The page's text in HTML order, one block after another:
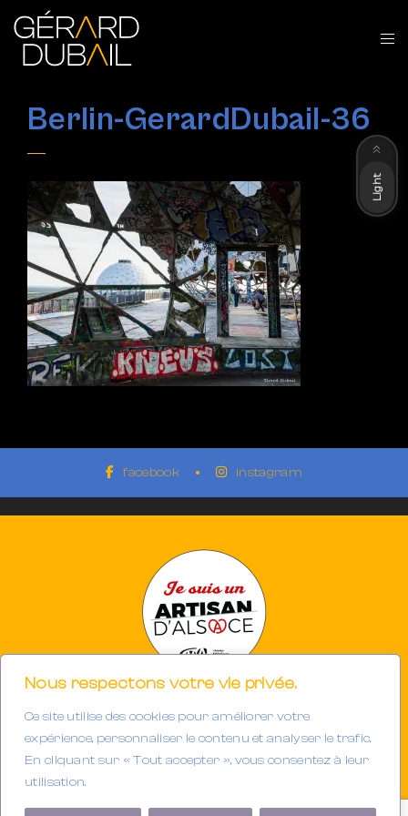
Nous respectons votre vie privée.
Ce site utilise des cookies pour améliorer votre
expérience, personnaliser le contenu et analyser le trafic.
En cliquant sur « Tout accepter », vous consentez à leur
utilisation.
Berlin-GerardDubail-36
facebook instagram
Photographe à Mulhouse-Riedisheim (68)
SIRET 894933191/00013
Tél. : 06.32.63.34.98
Copyright © 2025 Gerard Dubail — Tous droits réservés.
Light
Dark